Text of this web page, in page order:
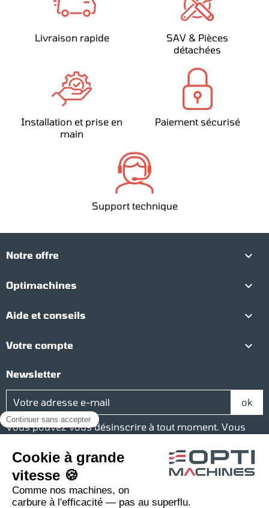
Livraison rapide
SAV & Pièces
détachées
Installation et prise en
main
Paiement sécurisé
Support technique
Notre offre 
Optimachines 
Aide et conseils 
Votre compte 
Newsletter
Vous pouvez vous désinscrire à tout moment. Vous
les conditions d'utilisation du site.
Réseaux sociaux
FacebookYouTubeInstagram
LinkedIn